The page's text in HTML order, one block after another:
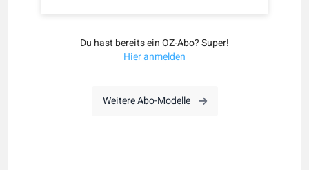
Du hast bereits ein OZ-Abo? Super!
Hier anmelden
Weitere Abo-Modelle